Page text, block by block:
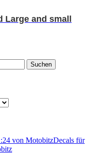
Large and small
Suchen
Decals für